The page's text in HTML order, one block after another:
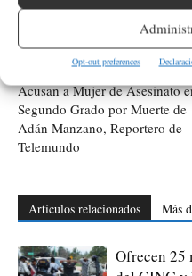
Opt-out preferences
Artículo anterior
Acusan a Mujer de Asesinato
Segundo Grado por Muerte de
Adán Manzano, Reportero de
Telemundo
Artículos relacionados Más
Ofrecen 25